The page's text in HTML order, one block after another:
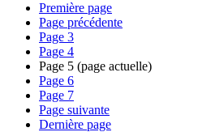
Première page
Page précédente
Page 3
Page 4
Page 5 (page actuelle)
Page 6
Page 7
Page suivante
Dernière page